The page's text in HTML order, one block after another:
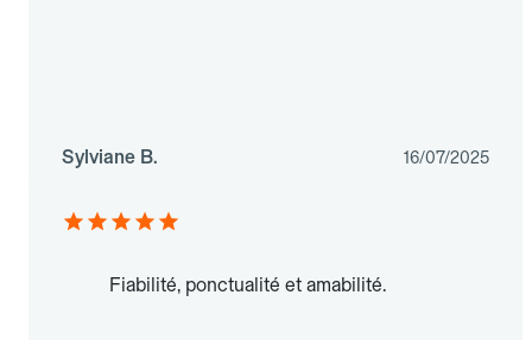
Sylviane B. 16/07/2025
Fiabilité, ponctualité et amabilité.